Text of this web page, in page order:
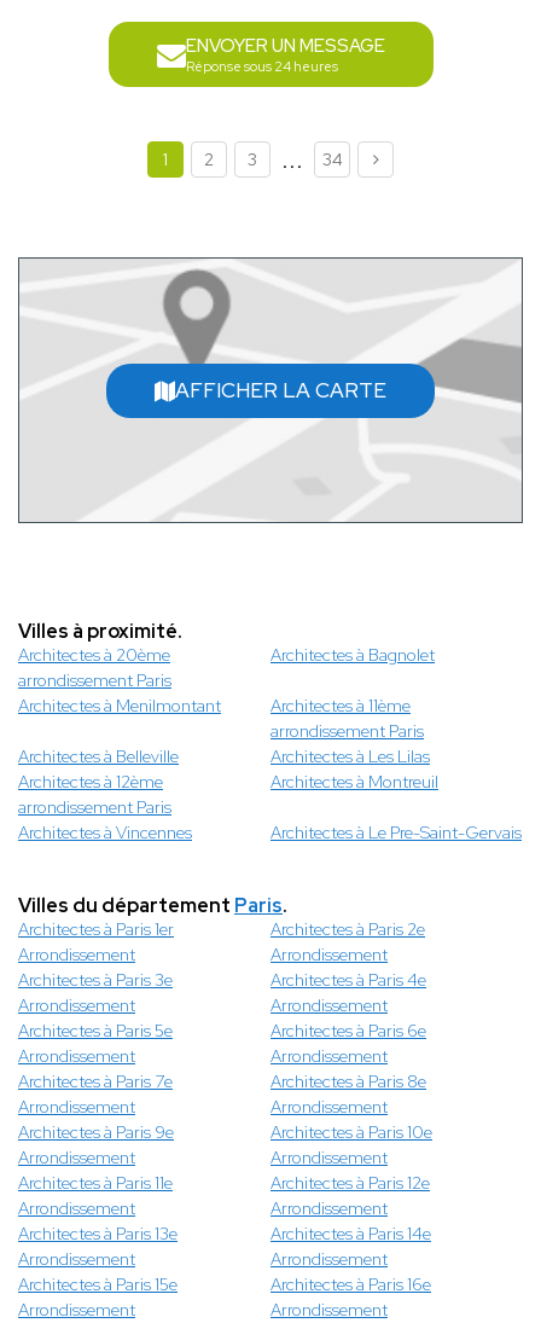
ENVOYER UN MESSAGE
Réponse sous 24 heures
1 2 3 ... 34
AFFICHER LA CARTE
Villes à proximité.
Architectes à 20ème
arrondissement Paris
Architectes à Bagnolet
Architectes à Menilmontant
Architectes à 11ème
arrondissement Paris
Architectes à Belleville
Architectes à Les Lilas
Architectes à 12ème
arrondissement Paris
Architectes à Montreuil
Architectes à Vincennes Architectes à Le Pre-Saint-Gervais
Villes du département Paris.
Architectes à Paris 1er
Arrondissement
Architectes à Paris 2e
Arrondissement
Architectes à Paris 3e
Arrondissement
Architectes à Paris 4e
Arrondissement
Architectes à Paris 5e
Arrondissement
Architectes à Paris 6e
Arrondissement
Architectes à Paris 7e
Arrondissement
Architectes à Paris 8e
Arrondissement
Architectes à Paris 9e
Arrondissement
Architectes à Paris 10e
Arrondissement
Architectes à Paris 11e
Arrondissement
Architectes à Paris 12e
Arrondissement
Architectes à Paris 13e
Arrondissement
Architectes à Paris 14e
Arrondissement
Architectes à Paris 15e
Arrondissement
Architectes à Paris 16e
Arrondissement